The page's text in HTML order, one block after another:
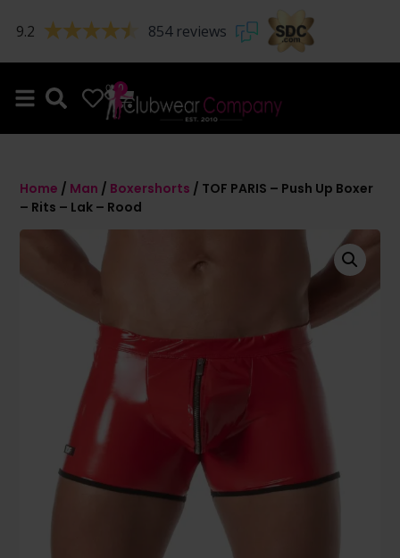
9.2 854 reviews
0 0
Home / Man / Boxershorts / TOF PARIS – Push Up Boxer
– Rits – Lak – Rood